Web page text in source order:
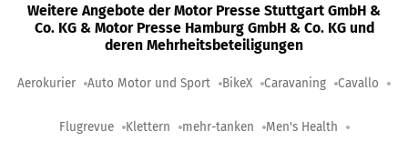
Weitere Angebote der Motor Presse Stuttgart GmbH &
Co. KG & Motor Presse Hamburg GmbH & Co. KG und
deren Mehrheitsbeteiligungen
Aerokurier Auto Motor und Sport BikeX Caravaning Cavallo
Flugrevue Klettern mehr-tanken Men's Health